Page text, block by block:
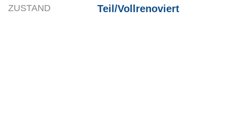
ZUSTAND Teil/Vollrenoviert